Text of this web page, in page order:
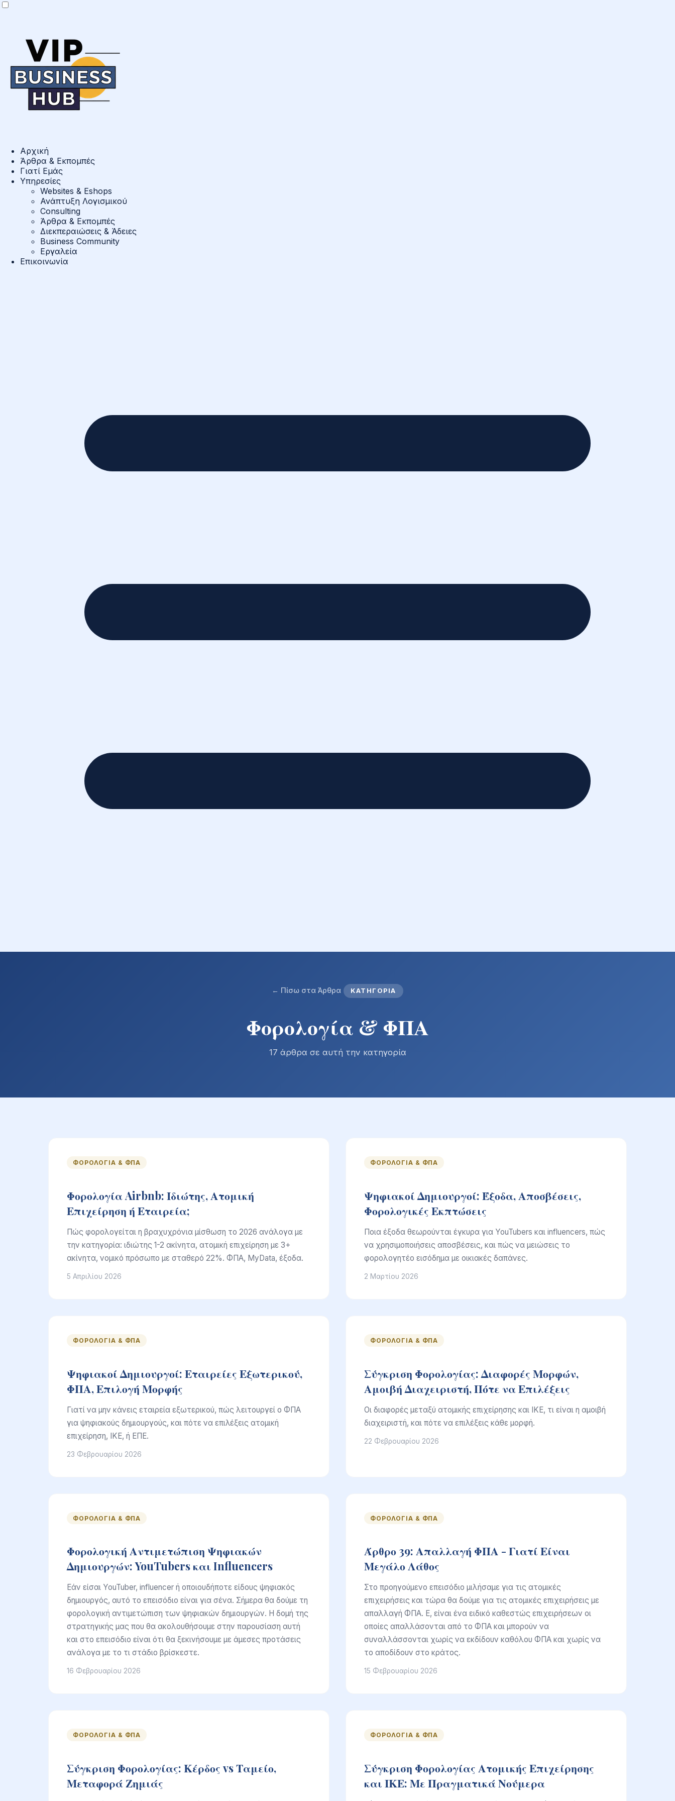
Αρχική
Άρθρα & Εκπομπές
Γιατί Εμάς
Υπηρεσίες
Websites & Eshops
Ανάπτυξη Λογισμικού
Consulting
Άρθρα & Εκπομπές
Διεκπεραιώσεις & Άδειες
Business Community
Εργαλεία
Επικοινωνία
← Πίσω στα Άρθρα ΚΑΤΗΓΟΡΊΑ
Φορολογία & ΦΠΑ
17 άρθρα σε αυτή την κατηγορία
ΦΟΡΟΛΟΓΊΑ & ΦΠΑ
Φορολογία Airbnb: Ιδιώτης, Ατομική
Επιχείρηση ή Εταιρεία;
Πώς φορολογείται η βραχυχρόνια μίσθωση το 2026 ανάλογα με
την κατηγορία: ιδιώτης 1-2 ακίνητα, ατομική επιχείρηση με 3+
ακίνητα, νομικό πρόσωπο με σταθερό 22%. ΦΠΑ, MyData, έξοδα.
5 Απριλίου 2026
ΦΟΡΟΛΟΓΊΑ & ΦΠΑ
Ψηφιακοί Δημιουργοί: Έξοδα, Αποσβέσεις,
Φορολογικές Εκπτώσεις
Ποια έξοδα θεωρούνται έγκυρα για YouTubers και influencers, πώς
να χρησιμοποιήσεις αποσβέσεις, και πώς να μειώσεις το
φορολογητέο εισόδημα με οικιακές δαπάνες.
2 Μαρτίου 2026
ΦΟΡΟΛΟΓΊΑ & ΦΠΑ
Ψηφιακοί Δημιουργοί: Εταιρείες Εξωτερικού,
ΦΠΑ, Επιλογή Μορφής
Γιατί να μην κάνεις εταιρεία εξωτερικού, πώς λειτουργεί ο ΦΠΑ
για ψηφιακούς δημιουργούς, και πότε να επιλέξεις ατομική
επιχείρηση, ΙΚΕ, ή ΕΠΕ.
23 Φεβρουαρίου 2026
ΦΟΡΟΛΟΓΊΑ & ΦΠΑ
Σύγκριση Φορολογίας: Διαφορές Μορφών,
Αμοιβή Διαχειριστή, Πότε να Επιλέξεις
Οι διαφορές μεταξύ ατομικής επιχείρησης και ΙΚΕ, τι είναι η αμοιβή
διαχειριστή, και πότε να επιλέξεις κάθε μορφή.
22 Φεβρουαρίου 2026
ΦΟΡΟΛΟΓΊΑ & ΦΠΑ
Φορολογική Αντιμετώπιση Ψηφιακών
Δημιουργών: YouTubers και Influencers
Εάν είσαι YouTuber, influencer ή οποιουδήποτε είδους ψηφιακός
δημιουργός, αυτό το επεισόδιο είναι για σένα. Σήμερα θα δούμε τη
φορολογική αντιμετώπιση των ψηφιακών δημιουργών. Η δομή της
στρατηγικής μας που θα ακολουθήσουμε στην παρουσίαση αυτή
και στο επεισόδιο είναι ότι θα ξεκινήσουμε με άμεσες προτάσεις
ανάλογα με το τι στάδιο βρίσκεστε.
16 Φεβρουαρίου 2026
ΦΟΡΟΛΟΓΊΑ & ΦΠΑ
Άρθρο 39: Απαλλαγή ΦΠΑ - Γιατί Είναι
Μεγάλο Λάθος
Στο προηγούμενο επεισόδιο μιλήσαμε για τις ατομικές
επιχειρήσεις και τώρα θα δούμε για τις ατομικές επιχειρήσεις με
απαλλαγή ΦΠΑ. Ε, είναι ένα ειδικό καθεστώς επιχειρήσεων οι
οποίες απαλλάσονται από το ΦΠΑ και μπορούν να
συναλλάσσονται χωρίς να εκδίδουν καθόλου ΦΠΑ και χωρίς να
το αποδίδουν στο κράτος.
15 Φεβρουαρίου 2026
ΦΟΡΟΛΟΓΊΑ & ΦΠΑ
Σύγκριση Φορολογίας: Κέρδος vs Ταμείο,
Μεταφορά Ζημιάς
ΦΟΡΟΛΟΓΊΑ & ΦΠΑ
Σύγκριση Φορολογίας Ατομικής Επιχείρησης
και ΙΚΕ: Με Πραγματικά Νούμερα